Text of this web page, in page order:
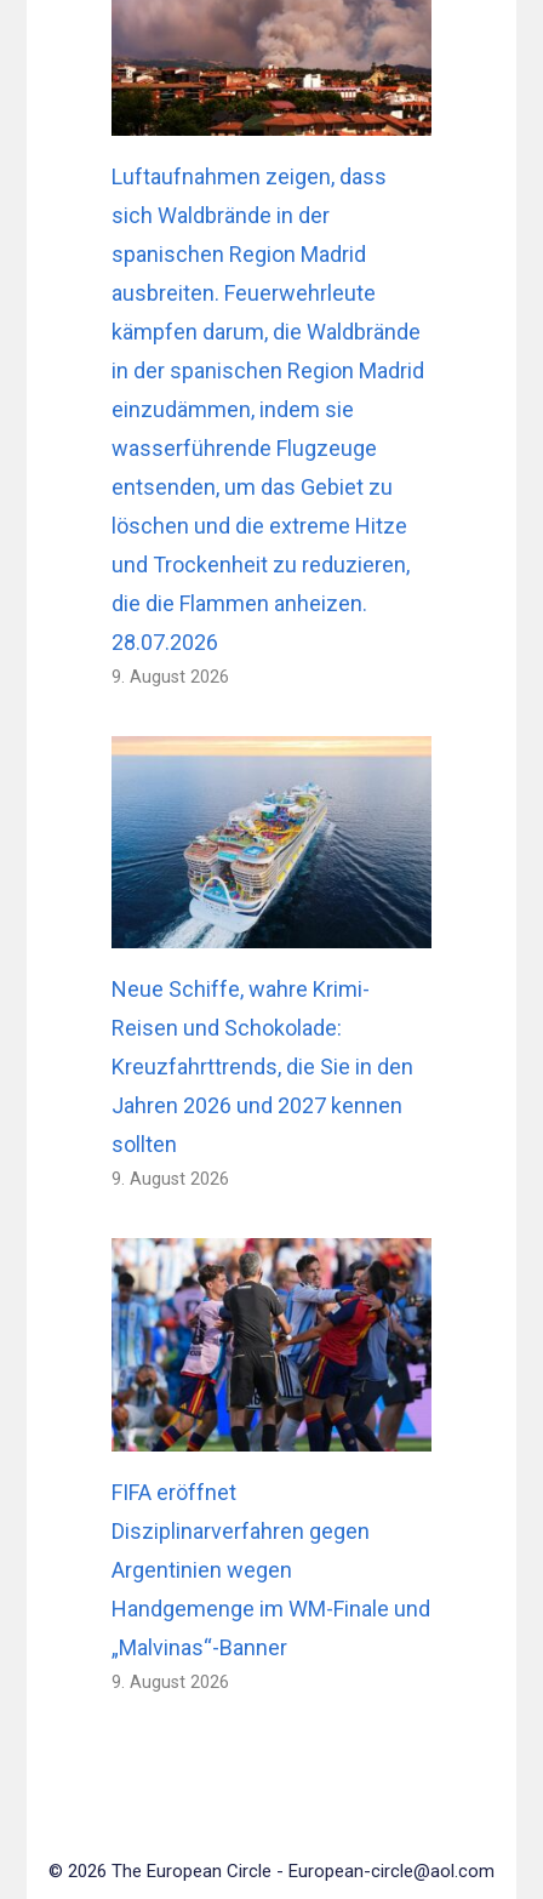
Luftaufnahmen zeigen, dass
sich Waldbrände in der
spanischen Region Madrid
ausbreiten. Feuerwehrleute
kämpfen darum, die Waldbrände
in der spanischen Region Madrid
einzudämmen, indem sie
wasserführende Flugzeuge
entsenden, um das Gebiet zu
löschen und die extreme Hitze
und Trockenheit zu reduzieren,
die die Flammen anheizen.
28.07.2026
9. August 2026
Neue Schiffe, wahre Krimi-
Reisen und Schokolade:
Kreuzfahrttrends, die Sie in den
Jahren 2026 und 2027 kennen
sollten
9. August 2026
FIFA eröffnet
Disziplinarverfahren gegen
Argentinien wegen
Handgemenge im WM-Finale und
„Malvinas“-Banner
9. August 2026
© 2026 The European Circle - European-circle@aol.com